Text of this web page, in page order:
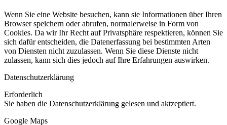
Wenn Sie eine Website besuchen, kann sie Informationen über Ihren
Browser speichern oder abrufen, normalerweise in Form von
Cookies. Da wir Ihr Recht auf Privatsphäre respektieren, können Sie
sich dafür entscheiden, die Datenerfassung bei bestimmten Arten
von Diensten nicht zuzulassen. Wenn Sie diese Dienste nicht
zulassen, kann sich dies jedoch auf Ihre Erfahrungen auswirken.
Datenschutzerklärung
Erforderlich
Sie haben die Datenschutzerklärung gelesen und aktzeptiert.
Google Maps